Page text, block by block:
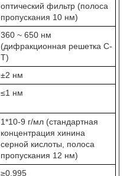
оптический фильтр (полоса
пропускания 10 нм)
360 ~ 650 нм
(дифракционная решетка C-
T)
±2 нм
≤1 нм
1*10-9 г/мл (стандартная
концентрация хинина
серной кислоты, полоса
пропускания 12 нм)
≥0.995